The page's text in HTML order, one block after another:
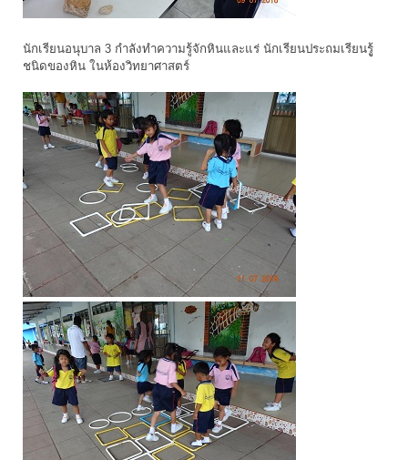
นักเรียนอนุบาล 3 กำลังทำความรู้จักหินและแร่ นักเรียนประถมเรียนรูู้
ชนิดของหิน ในห้องวิทยาศาสตร์